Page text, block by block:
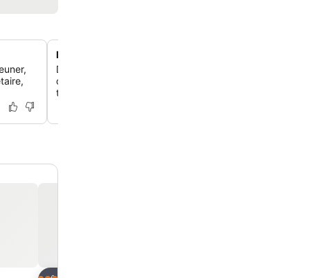
Photographies historiques de Californie
Découvre des photographies historiques uniques de
ornent le café/bar décontracté du hall, ajoutant une
thématique distinctive à l'ambiance de l'hôtel.